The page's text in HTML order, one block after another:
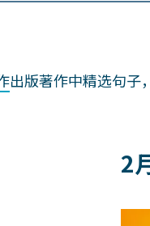
出版著作中精选句子
2